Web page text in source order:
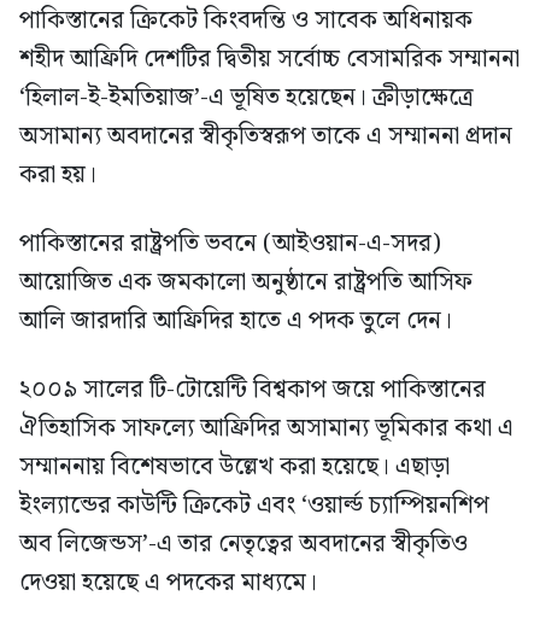
পাকিস্তানের ক্রিকেট কিংবদন্তি ও সাবেক অধিনায়ক
শহীদ আফ্রিদি দেশটির দ্বিতীয় সর্বোচ্চ বেসামরিক সম্মাননা
‘হিলাল-ই-ইমতিয়াজ’-এ ভূষিত হয়েছেন। ক্রীড়াক্ষেত্রে
অসামান্য অবদানের স্বীকৃতিস্বরূপ তাকে এ সম্মাননা প্রদান
করা হয়।
পাকিস্তানের রাষ্ট্রপতি ভবনে (আইওয়ান-এ-সদর)
আয়োজিত এক জমকালো অনুষ্ঠানে রাষ্ট্রপতি আসিফ
আলি জারদারি আফ্রিদির হাতে এ পদক তুলে দেন।
২০০৯ সালের টি-টোয়েন্টি বিশ্বকাপ জয়ে পাকিস্তানের
ঐতিহাসিক সাফল্যে আফ্রিদির অসামান্য ভূমিকার কথা এ
সম্মাননায় বিশেষভাবে উল্লেখ করা হয়েছে। এছাড়া
ইংল্যান্ডের কাউন্টি ক্রিকেট এবং ‘ওয়ার্ল্ড চ্যাম্পিয়নশিপ
অব লিজেন্ডস’-এ তার নেতৃত্বের অবদানের স্বীকৃতিও
দেওয়া হয়েছে এ পদকের মাধ্যমে।